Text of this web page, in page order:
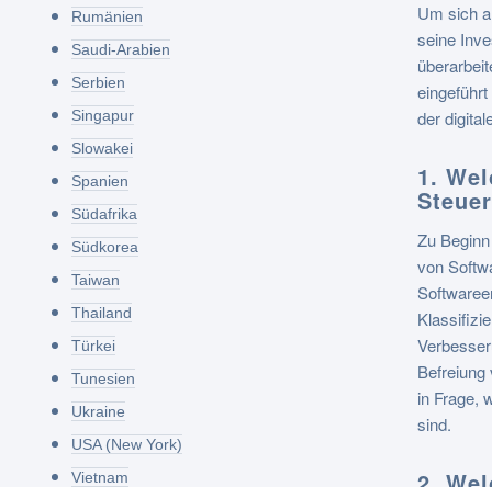
Rumänien
Saudi-Arabien
Serbien
Singapur
Slowakei
Spanien
Südafrika
Südkorea
Taiwan
Thailand
Türkei
Tunesien
Ukraine
USA (New York)
Vietnam
Um sich
seine
der
1.
Zu
von
in Frage,
sind.